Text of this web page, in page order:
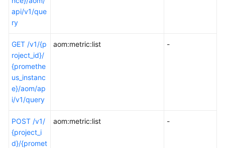
api/v1/que
ry
GET /v1/{p
roject_id}/
{promethe
us_instanc
e}/aom/ap
i/v1/query
aom:metric:list -
POST /v1/
{project_i
d}/{promet
aom:metric:list -